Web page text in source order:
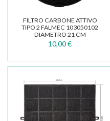
FILTRO CARBONE ATTIVO
TIPO 2 FALMEC 103050102
DIAMETRO 21 CM
10,00 €